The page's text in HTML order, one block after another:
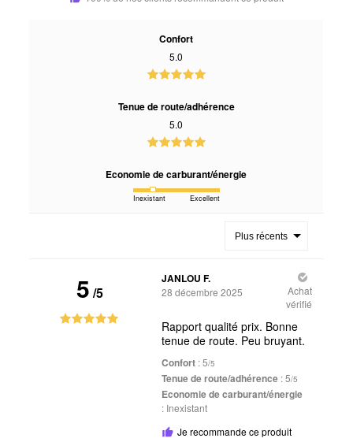
Confort
5.0
Tenue de route/adhérence
5.0
Economie de carburant/énergie
Inexistant Excellent
Plus récents
5 /5
JANLOU F.
28 décembre 2025
Achat
vérifié
Rapport qualité prix. Bonne
tenue de route. Peu bruyant.
Confort : 5/5
Tenue de route/adhérence : 5/5
Economie de carburant/énergie
: Inexistant
Je recommande ce produit